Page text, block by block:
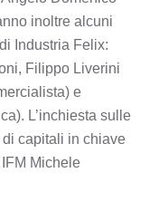
inoltre alcuni
Industria Felix:
Filippo Liverini
e
L’inchiesta sulle
capitali in chiave
Michele